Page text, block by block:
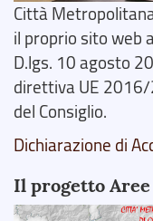
Città
il proprio sito web
D.lgs. 10 agosto
direttiva UE
del Consiglio.
Dichiarazione di
Il progetto